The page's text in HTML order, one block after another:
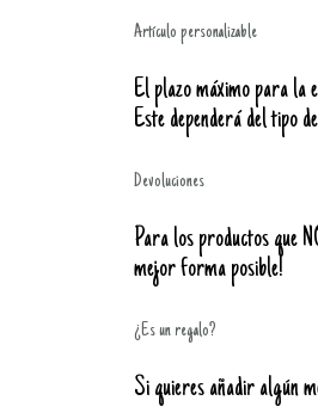
Artículo personalizable
El plazo máximo para la
Este dependerá del tipo
Devoluciones
Para los productos que
mejor forma posible!
¿Es un regalo?
Si quieres añadir algún